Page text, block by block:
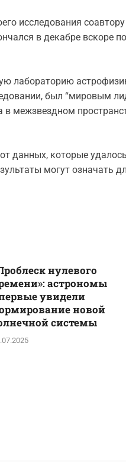
исследования
в декабре вскоре
лабораторию
был “мировым
межзвездном
данных, которые
могут означать
нулевого
астрономы
увидели
новой
системы